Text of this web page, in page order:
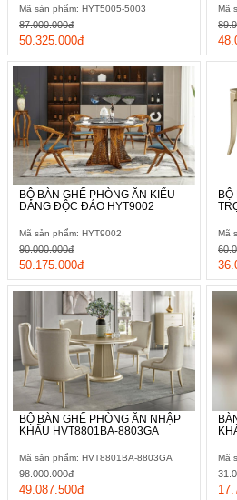
Mã sản phẩm: HYT5005-5003
50.325.000đ
87.000.000đ
Mã
BỘ BÀN GHẾ PHÒNG ĂN KIỂU
DÁNG ĐỘC ĐÁO HYT9002
Mã sản phẩm: HYT9002
50.175.000đ
90.000.000đ
BỘ
Mã
BỘ BÀN GHẾ PHÒNG ĂN NHẬP
KHẨU HVT8801BA-8803GA
Mã sản phẩm: HVT8801BA-8803GA
49.087.500đ
98.000.000đ
Mã